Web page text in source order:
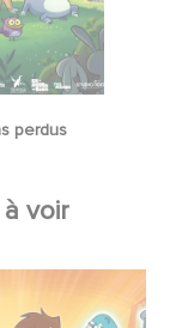
perdus
voir